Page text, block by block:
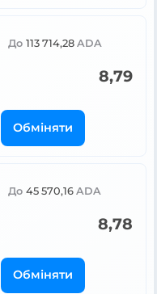
До 113 714,28 ADA
8,79
Обміняти
До 45 570,16 ADA
8,78
Обміняти